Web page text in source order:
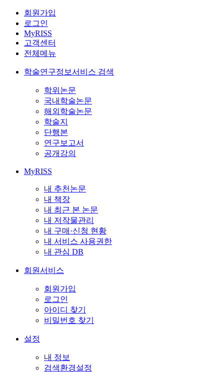
회원가입
로그인
MyRISS
고객센터
전체메뉴
학술연구정보서비스 검색
학위논문
국내학술논문
해외학술논문
학술지
단행본
연구보고서
공개강의
MyRISS
내 추천논문
내 책장
내 최근 본 논문
내 저작물관리
내 구매·신청 현황
내 서비스 사용권한
내 관심 DB
회원서비스
회원가입
로그인
아이디 찾기
비밀번호 찾기
설정
내 정보
검색환경설정